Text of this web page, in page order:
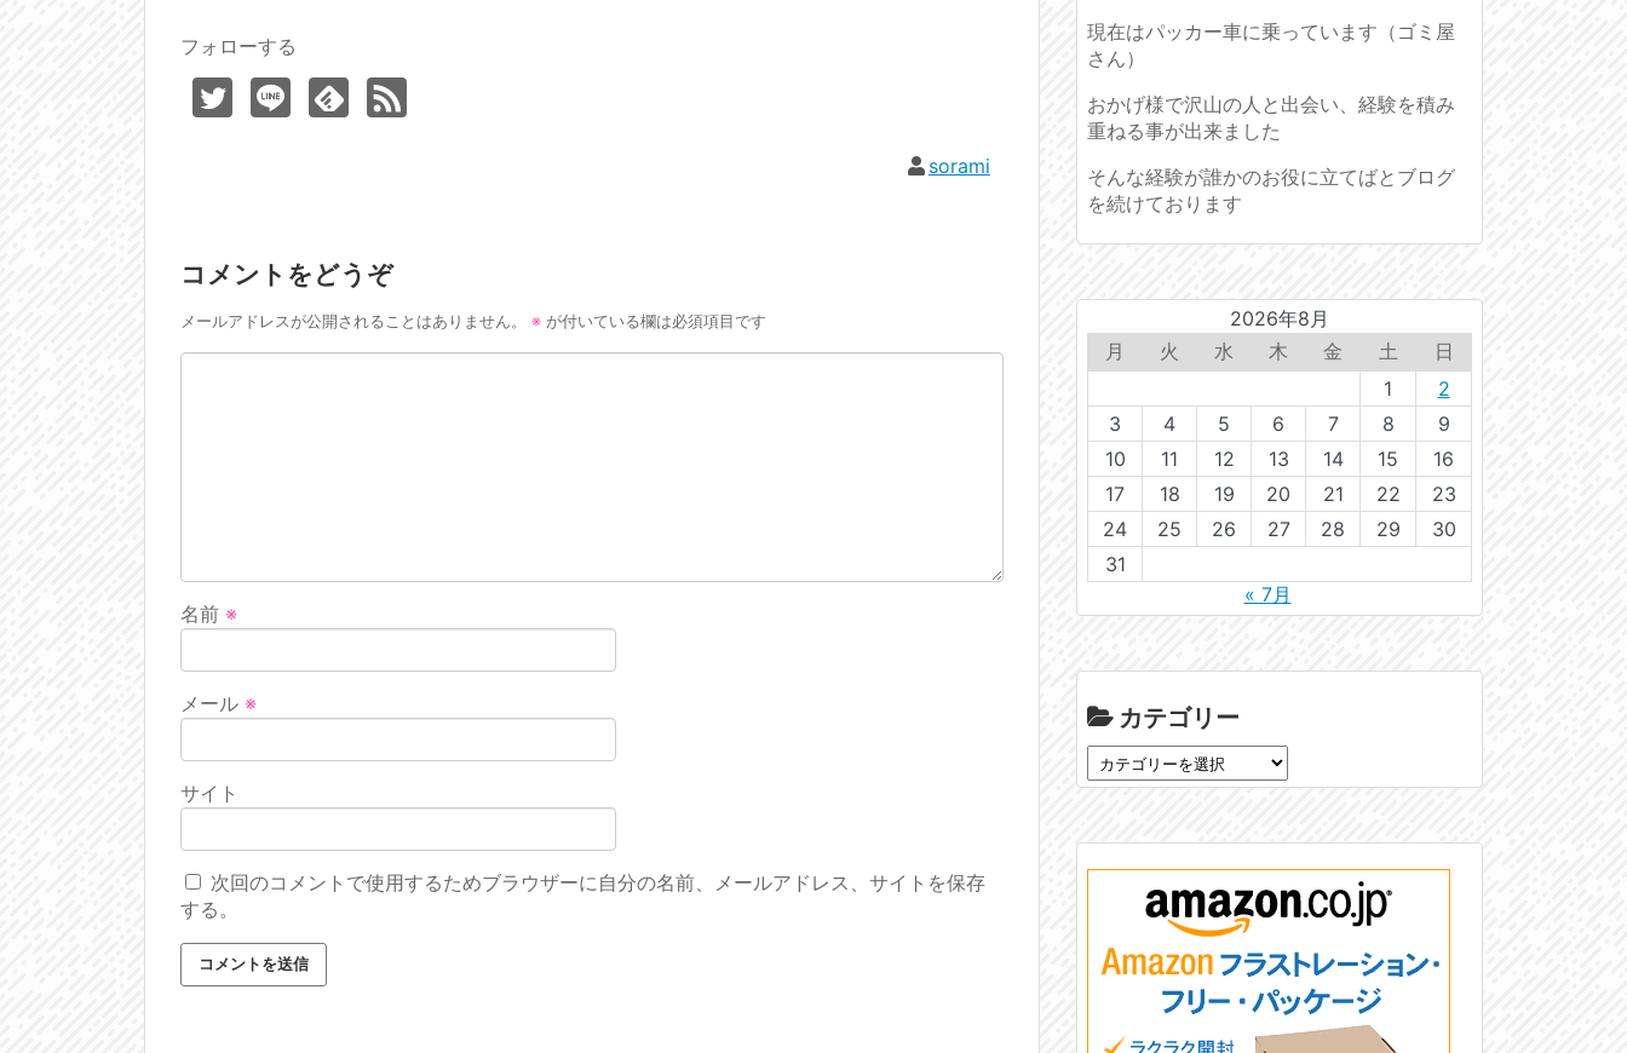
フォローする
sorami
コメントをどうぞ
メールアドレスが公開されることはありません。 ※ が付いている欄は必須項目です
名前 ※
メール ※
サイト
次回のコメントで使用するためブラウザーに自分の名前、メールアドレス、サイトを保存
する。
現在はパッカー車に乗っています（ゴミ屋
さん）
おかげ様で沢山の人と出会い、経験を積み
重ねる事が出来ました
そんな経験が誰かのお役に立てばとブログ
を続けております
2026年8月
月
火 水 木 金 土
日
1
2
3
4 5 6 7 8
9
10
11 12 13 14 15
16
17
18 19 20 21 22
23
24
25 26 27 28 29
30
31
« 7月
カテゴリー